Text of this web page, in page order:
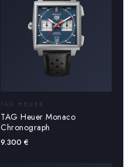
TAG HEUER
TAG Heuer Monaco
Chronograph
9.300 €